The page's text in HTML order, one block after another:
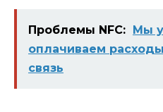
Проблемы NFC:
Мы
оплачиваем
связь